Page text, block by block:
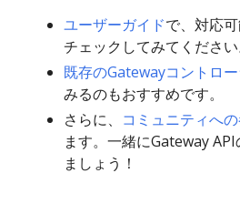
ユーザーガイドで、対応
チェックしてみてください
既存のGatewayコントロ
みるのもおすすめです。
さらに、 コミュニティへ
ます。一緒にGateway
ましょう！